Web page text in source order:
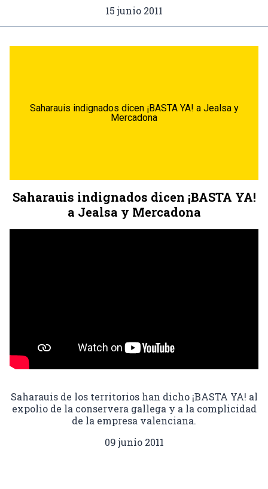
15 junio 2011
Saharauis indignados dicen ¡BASTA YA! a Jealsa y
Mercadona
Saharauis indignados dicen ¡BASTA YA!
a Jealsa y Mercadona
Saharauis de los territorios han dicho ¡BASTA YA! al
expolio de la conservera gallega y a la complicidad
de la empresa valenciana.
09 junio 2011